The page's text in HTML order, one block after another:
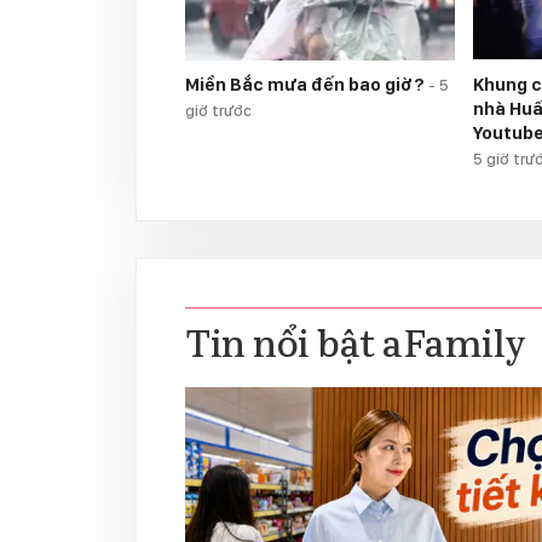
Miền Bắc mưa đến bao giờ? - 5
giờ trước
Khung
nhà
5 giờ
Tin nổi bật aFamily